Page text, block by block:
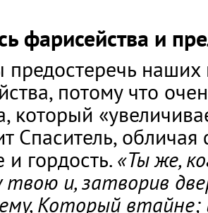
фарисейства и
предостеречь
потому что
который
Спаситель,
гордость. «Ты же,
и, затворив
Который